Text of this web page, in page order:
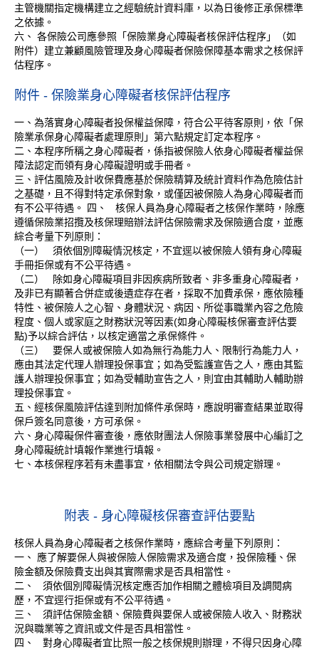
主管機關指定機構建立之經驗統計資料庫，以為日後修正承保標準
之依據。
六、 各保險公司應參照「保險業身心障礙者核保評估程序」（如
附件）建立兼顧風險管理及身心障礙者保險保障基本需求之核保評
估程序。
附件 - 保險業身心障礙者核保評估程序
一、為落實身心障礙者投保權益保障，符合公平待客原則，依「保
險業承保身心障礙者處理原則」第六點規定訂定本程序。
二、本程序所稱之身心障礙者，係指被保險人依身心障礙者權益保
障法認定而領有身心障礙證明或手冊者。
三、評估風險及計收保費應基於保險精算及統計資料作為危險估計
之基礎，且不得對特定承保對象，或僅因被保險人為身心障礙者而
有不公平待遇。 四、 核保人員為身心障礙者之核保作業時，除應
遵循保險業招攬及核保理賠辦法評估保險需求及保險適合度，並應
綜合考量下列原則：
（一） 須依個別障礙情況核定，不宜逕以被保險人領有身心障礙
手冊拒保或有不公平待遇。
（二） 除如身心障礙項目非因疾病所致者、非多重身心障礙者，
及非已有顯著合併症或後遺症存在者，採取不加費承保，應依險種
特性、被保險人之心智、身體狀況、病因、所從事職業內容之危險
程度、個人或家庭之財務狀況等因素(如身心障礙核保審查評估要
點)予以綜合評估，以核定適當之承保條件。
（三） 要保人或被保險人如為無行為能力人、限制行為能力人，
應由其法定代理人辦理投保事宜；如為受監護宣告之人，應由其監
護人辦理投保事宜；如為受輔助宣告之人，則宜由其輔助人輔助辦
理投保事宜。
五、經核保風險評估達到附加條件承保時，應說明審查結果並取得
保戶簽名同意後，方可承保。
六、身心障礙保件審查後，應依財團法人保險事業發展中心編訂之
身心障礙統計填報作業進行填報。
七、本核保程序若有未盡事宜，依相關法令與公司規定辦理。
附表 - 身心障礙核保審查評估要點
核保人員為身心障礙者之核保作業時，應綜合考量下列原則：
一、 應了解要保人與被保險人保險需求及適合度，投保險種、保
險金額及保險費支出與其實際需求是否具相當性。
二、 須依個別障礙情況核定應否加作相關之體檢項目及調閱病
歷，不宜逕行拒保或有不公平待遇。
三、 須評估保險金額、保險費與要保人或被保險人收入、財務狀
況與職業等之資訊或文件是否具相當性。
四、 對身心障礙者宜比照一般之核保規則辦理，不得只因身心障